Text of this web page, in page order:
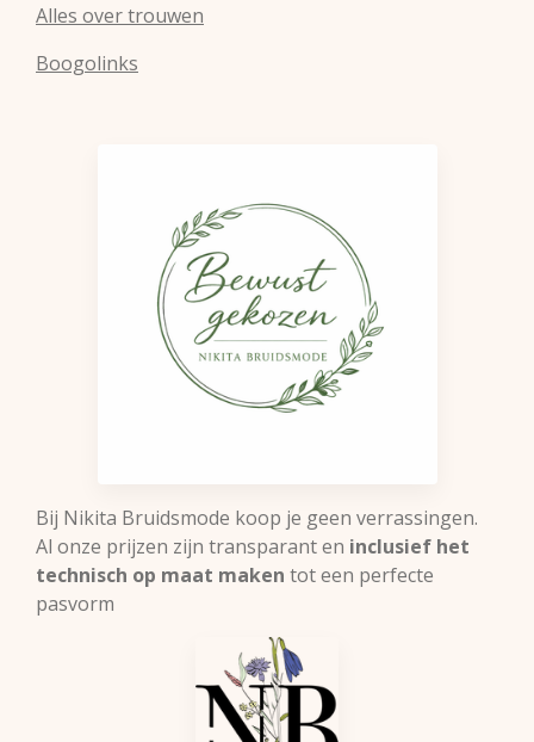
Alles over trouwen
Boogolinks
Bij Nikita Bruidsmode koop je geen verrassingen.
Al onze prijzen zijn transparant en inclusief het
technisch op maat maken tot een perfecte
pasvorm